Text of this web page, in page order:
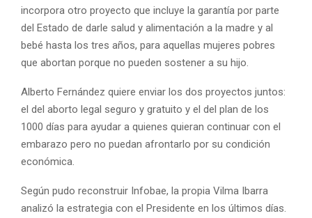
incorpora otro proyecto que incluye la garantía por parte
del Estado de darle salud y alimentación a la madre y al
bebé hasta los tres años, para aquellas mujeres pobres
que abortan porque no pueden sostener a su hijo.
Alberto Fernández quiere enviar los dos proyectos juntos:
el del aborto legal seguro y gratuito y el del plan de los
1000 días para ayudar a quienes quieran continuar con el
embarazo pero no puedan afrontarlo por su condición
económica.
Según pudo reconstruir Infobae, la propia Vilma Ibarra
analizó la estrategia con el Presidente en los últimos días.